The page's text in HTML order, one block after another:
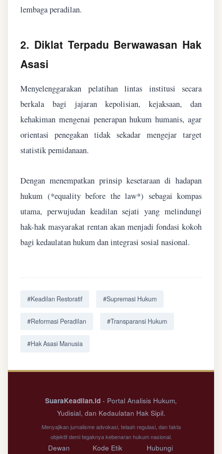
lembaga peradilan.
2. Diklat Terpadu Berwawasan Hak
Asasi
Menyelenggarakan pelatihan lintas institusi secara
berkala bagi jajaran kepolisian, kejaksaan, dan
kehakiman mengenai penerapan hukum humanis, agar
orientasi penegakan tidak sekadar mengejar target
statistik pemidanaan.
Dengan menempatkan prinsip kesetaraan di hadapan
hukum (*equality before the law*) sebagai kompas
utama, perwujudan keadilan sejati yang melindungi
hak-hak masyarakat rentan akan menjadi fondasi kokoh
bagi kedaulatan hukum dan integrasi sosial nasional.
#Keadilan Restoratif #Supremasi Hukum
#Reformasi Peradilan #Transparansi Hukum
#Hak Asasi Manusia
SuaraKeadilan.id - Portal Analisis Hukum,
Yudisial, dan Kedaulatan Hak Sipil.
Menyajikan jurnalisme advokasi, telaah regulasi, dan fakta
objektif demi tegaknya kebenaran hukum nasional.
Dewan Kode Etik Hubungi